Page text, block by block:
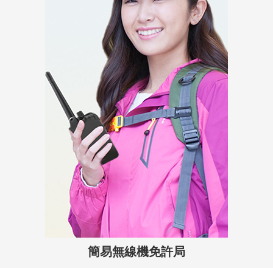
簡易無線機免許局